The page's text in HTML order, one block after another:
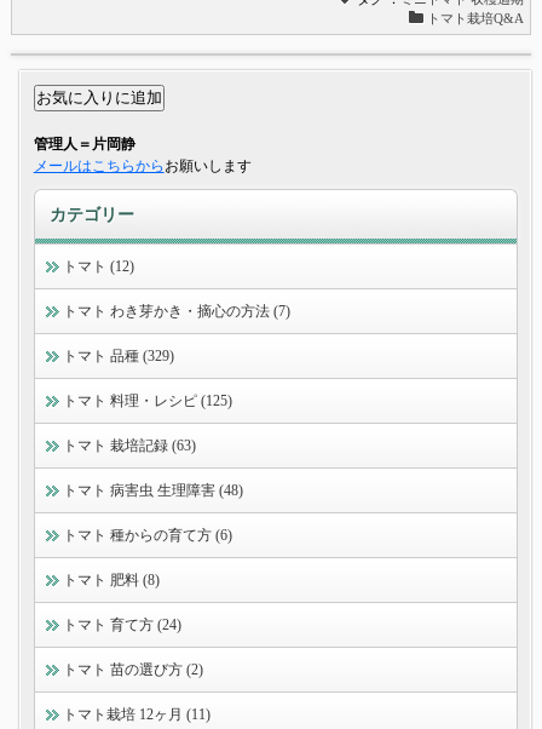
トマト栽培Q&A
管理人＝片岡静
メールはこちらから お願いします
カテゴリー
トマト (12)
トマト わき芽かき・摘心の方法 (7)
トマト 品種 (329)
トマト 料理・レシピ (125)
トマト 栽培記録 (63)
トマト 病害虫 生理障害 (48)
トマト 種からの育て方 (6)
トマト 肥料 (8)
トマト 育て方 (24)
トマト 苗の選び方 (2)
トマト栽培 12ヶ月 (11)